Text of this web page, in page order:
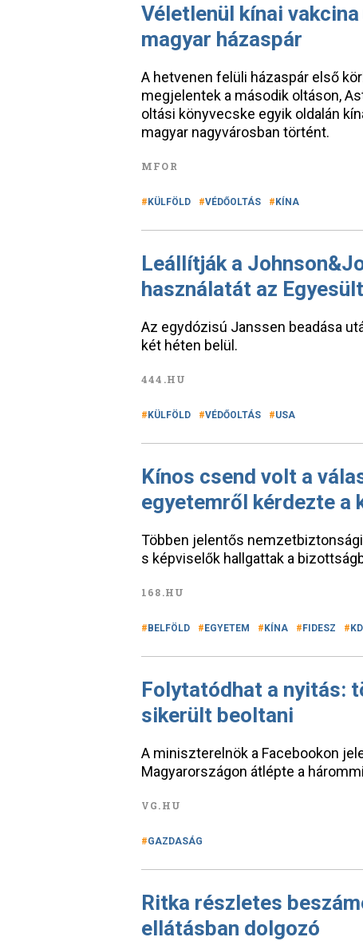
Véletlenül kínai
magyar házaspár
A hetvenen felüli házaspár első
megjelentek a második oltáson,
oltási könyvecske egyik oldalán
magyar nagyvárosban történt.
MFOR
KÜLFÖLD VÉDŐOLTÁS KÍNA
Leállítják a
használatát az
Az egydózisú Janssen beadása
két héten belül.
444.HU
KÜLFÖLD VÉDŐOLTÁS USA
Kínos csend volt a
egyetemről kérdezte a
Többen jelentős nemzetbiztonsági
s képviselők hallgattak a
168.HU
BELFÖLD EGYETEM KÍNA FIDESZ
Folytatódhat a nyitás:
sikerült beoltani
A miniszterelnök a Facebookon
Magyarországon átlépte a
VG.HU
GAZDASÁG
Ritka részletes
ellátásban dolgozó